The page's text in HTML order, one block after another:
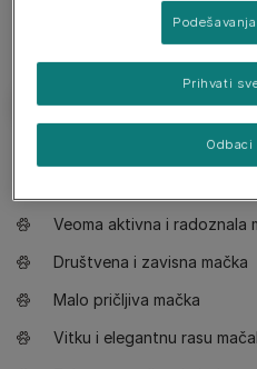
Potreba
Veoma aktivna i radoznala
Društvena i zavisna mačka
Malo pričljiva mačka
Vitku i elegantnu rasu
Odbaci
Prihvati